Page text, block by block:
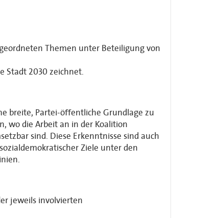
Themen unter Beteiligung von
Stadt 2030 zeichnet.
breite, Partei-öffentliche Grundlage zu
wo die Arbeit an in der Koalition
sind. Diese Erkenntnisse sind auch
Ziele unter den
jeweils involvierten